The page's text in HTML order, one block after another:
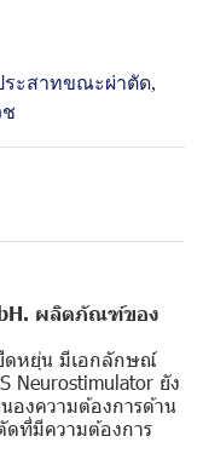
ระสาทขณะผ่าตัด,
ช
ผลิตภัณฑ์ของ
ดหยุ่น มีเอกลักษณ์
Neurostimulator ยัง
องความต้องการด้าน
ดที่มีความต้องการ